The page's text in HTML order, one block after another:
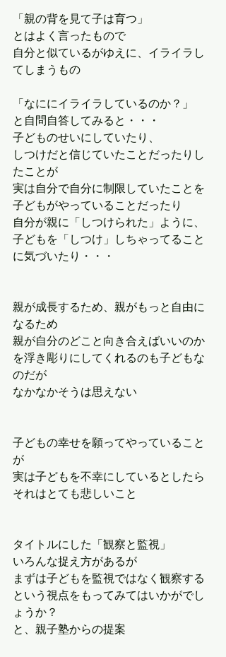
「親の背を見て子は育つ」
とはよく言ったもので
自分と似ているがゆえに、イライラし
てしまうもの
「なににイライラしているのか？」
と自問自答してみると・・・
子どものせいにしていたり、
しつけだと信じていたことだったりし
たことが
実は自分で自分に制限していたことを
子どもがやっていることだったり
自分が親に「しつけられた」ように、
子どもを「しつけ」しちゃってること
に気づいたり・・・
親が成長するため、親がもっと自由に
なるため
親が自分のどこと向き合えばいいのか
を浮き彫りにしてくれるのも子どもな
のだが
なかなかそうは思えない
子どもの幸せを願ってやっていること
が
実は子どもを不幸にしているとしたら
それはとても悲しいこと
タイトルにした「観察と監視」
いろんな捉え方があるが
まずは子どもを監視ではなく観察する
という視点をもってみてはいかがでし
ょうか？
と、親子塾からの提案